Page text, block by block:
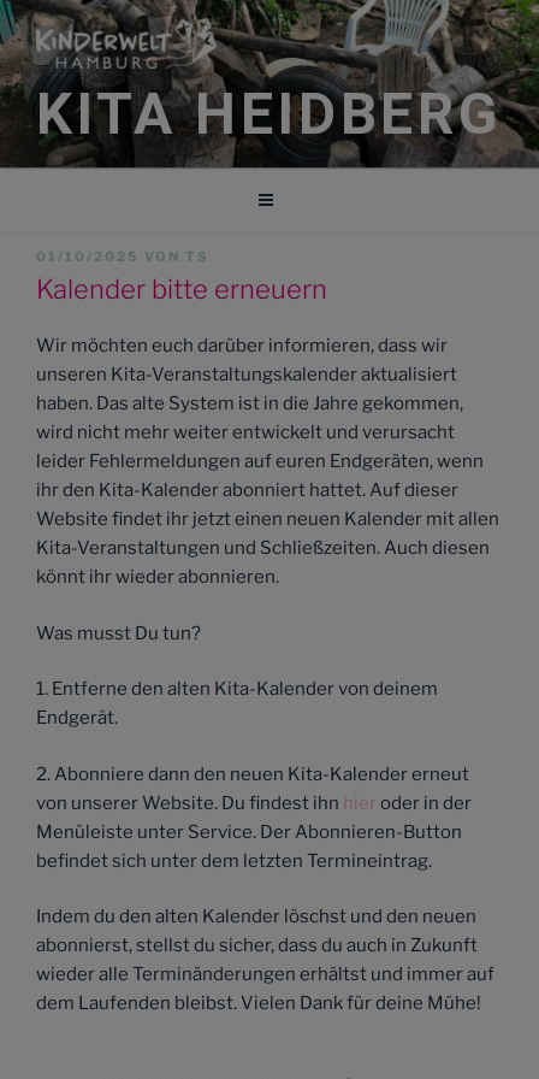
Zum
Inhalt
springen
KITA HEIDBERG
VERÖFFENTLICHT
AM
01/10/2025 VON TS
Kalender bitte erneuern
Wir möchten euch darüber informieren, dass wir
unseren Kita-Veranstaltungskalender aktualisiert
haben. Das alte System ist in die Jahre gekommen,
wird nicht mehr weiter entwickelt und verursacht
leider Fehlermeldungen auf euren Endgeräten, wenn
ihr den Kita-Kalender abonniert hattet. Auf dieser
Website findet ihr jetzt einen neuen Kalender mit allen
Kita-Veranstaltungen und Schließzeiten. Auch diesen
könnt ihr wieder abonnieren.
Was musst Du tun?
1. Entferne den alten Kita-Kalender von deinem
Endgerät.
2. Abonniere dann den neuen Kita-Kalender erneut
von unserer Website. Du findest ihn hier oder in der
Menüleiste unter Service. Der Abonnieren-Button
befindet sich unter dem letzten Termineintrag.
Indem du den alten Kalender löschst und den neuen
abonnierst, stellst du sicher, dass du auch in Zukunft
wieder alle Terminänderungen erhältst und immer auf
dem Laufenden bleibst. Vielen Dank für deine Mühe!